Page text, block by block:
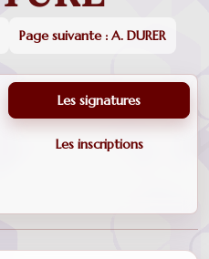
Page suivante : A. DURER
Les signatures
Les inscriptions